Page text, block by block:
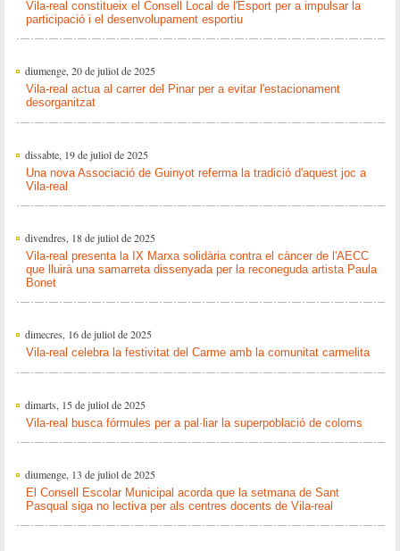
Vila-real constitueix el Consell Local de l'Esport per a impulsar la
participació i el desenvolupament esportiu
diumenge, 20 de juliol de 2025
Vila-real actua al carrer del Pinar per a evitar l'estacionament
desorganitzat
dissabte, 19 de juliol de 2025
Una nova Associació de Guinyot referma la tradició d'aquest joc a
Vila-real
divendres, 18 de juliol de 2025
Vila-real presenta la IX Marxa solidària contra el càncer de l'AECC
que lluirà una samarreta dissenyada per la reconeguda artista Paula
Bonet
dimecres, 16 de juliol de 2025
Vila-real celebra la festivitat del Carme amb la comunitat carmelita
dimarts, 15 de juliol de 2025
Vila-real busca fórmules per a pal·liar la superpoblació de coloms
diumenge, 13 de juliol de 2025
El Consell Escolar Municipal acorda que la setmana de Sant
Pasqual siga no lectiva per als centres docents de Vila-real